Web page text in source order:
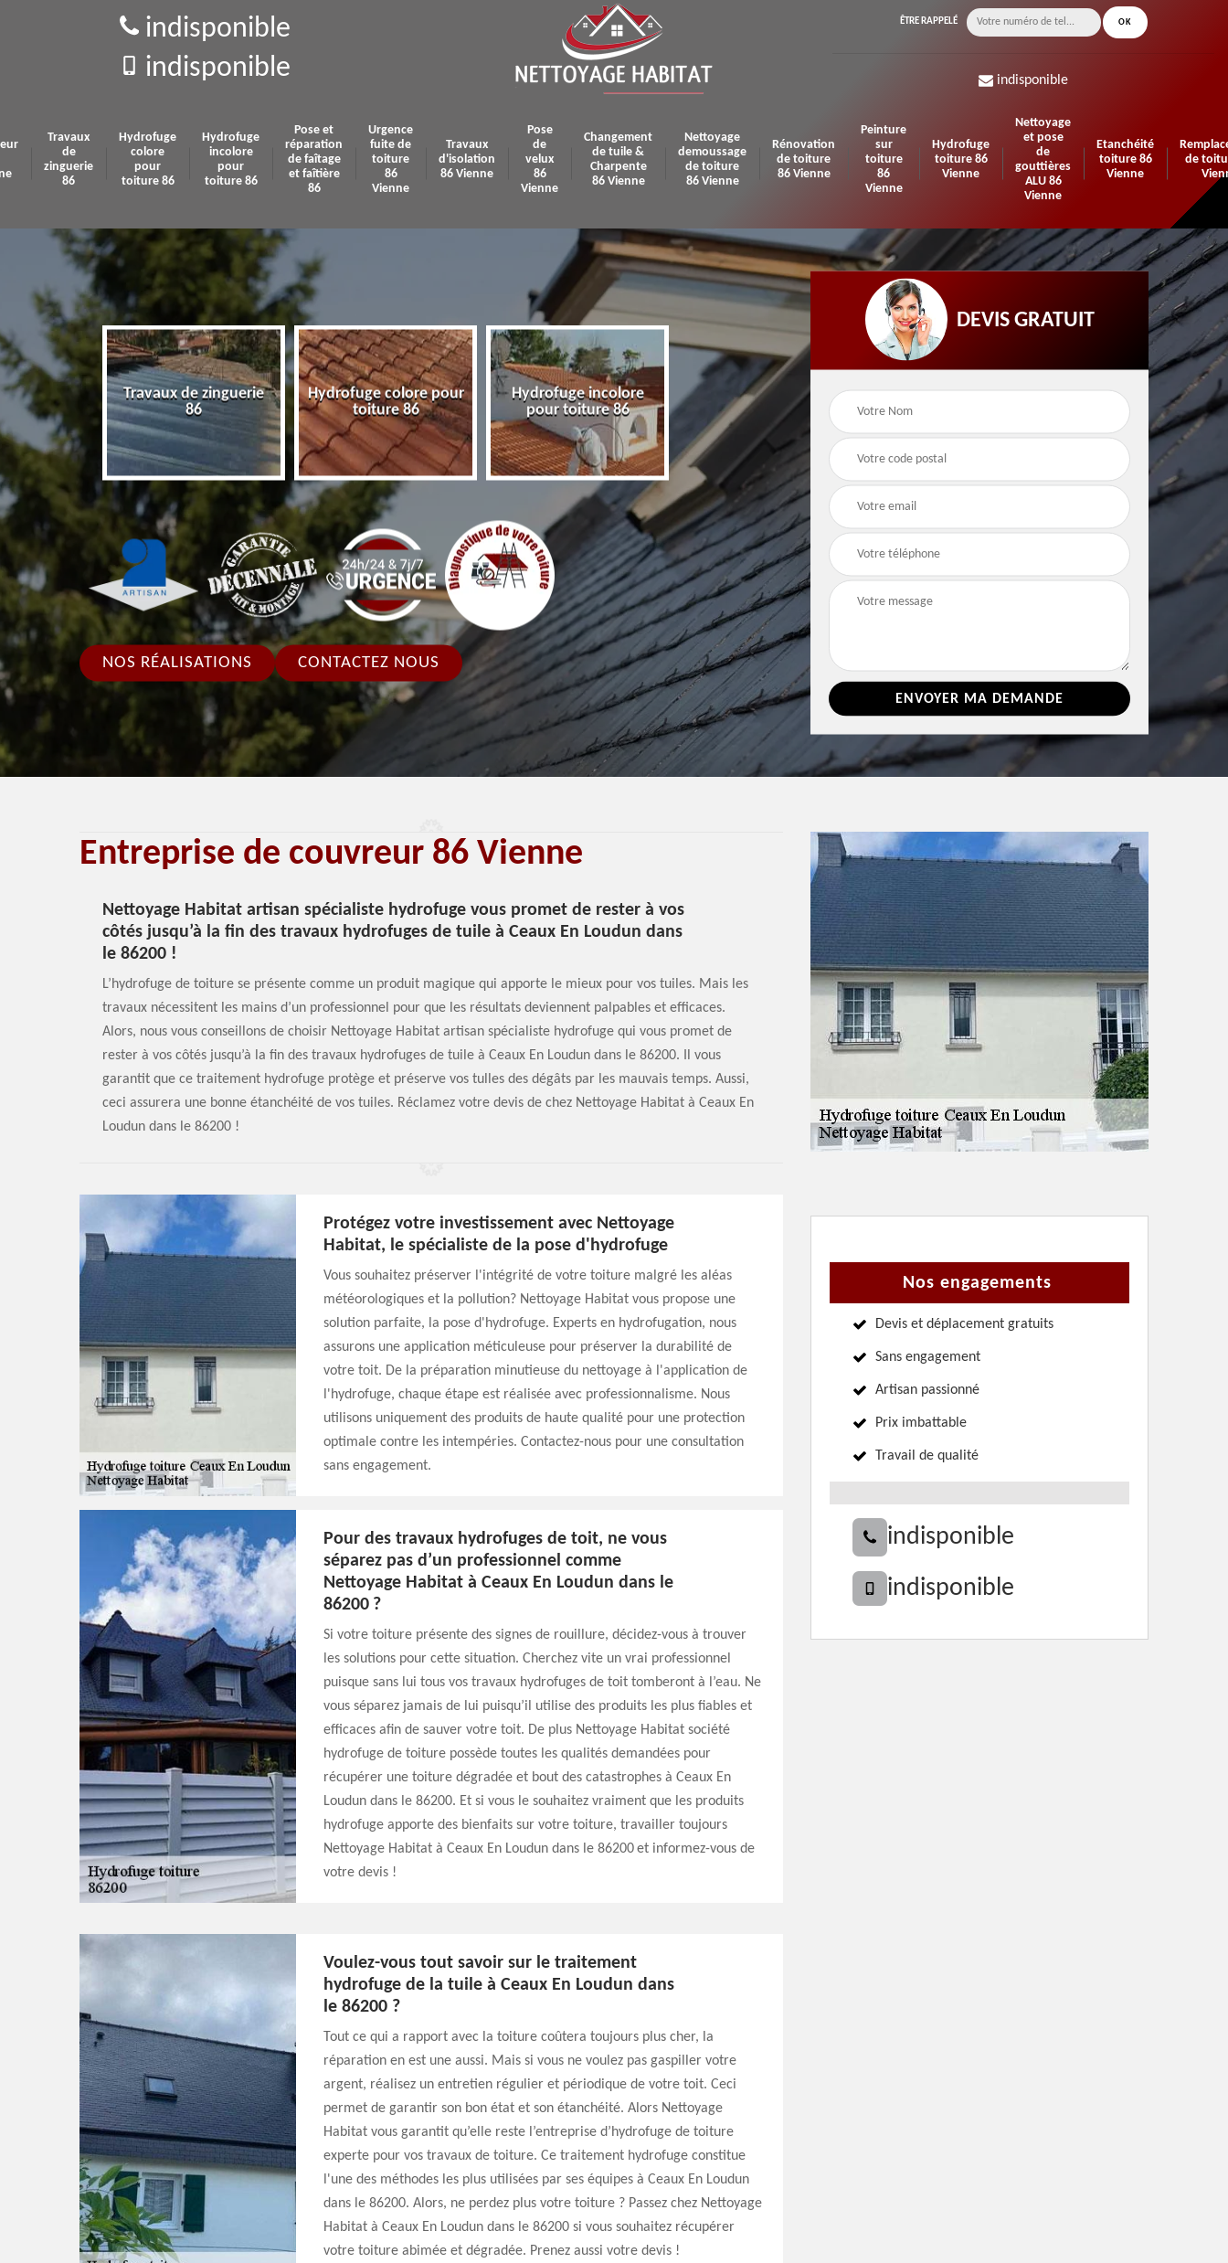
indisponible
indisponible
ÊTRE RAPPELÉ
indisponible
Travaux
de
zinguerie
86
Hydrofuge
colore
pour
toiture 86
Hydrofuge
incolore
pour
toiture 86
Pose et
réparation
de faîtage
et faîtière
86
Urgence
fuite de
toiture
86
Vienne
Travaux
d'isolation
86 Vienne
Pose
de
velux
86
Vienne
Changement
de tuile &
Charpente
86 Vienne
Nettoyage
demoussage
de toiture
86 Vienne
Rénovation
de toiture
86 Vienne
Peinture
sur
toiture
86
Vienne
Hydrofuge
toiture 86
Vienne
Nettoyage
et pose
de
gouttières
ALU 86
Vienne
Etanchéité
toiture 86
Vienne
de
Vienne
Travaux de zinguerie
86
Hydrofuge colore pour
toiture 86
Hydrofuge incolore
pour toiture 86
Pose et réparation de
faîtage et faîtière 86
Urgence fuite de
toiture 86 Vienne
Travaux d'isolation 86
Vienne
NOS RÉALISATIONS CONTACTEZ NOUS
DEVIS GRATUIT
Entreprise de couvreur 86 Vienne
Nettoyage Habitat artisan spécialiste hydrofuge vous promet de rester à vos
côtés jusqu’à la fin des travaux hydrofuges de tuile à Ceaux En Loudun dans
le 86200 !
L’hydrofuge de toiture se présente comme un produit magique qui apporte le mieux pour vos tuiles. Mais les
travaux nécessitent les mains d’un professionnel pour que les résultats deviennent palpables et efficaces.
Alors, nous vous conseillons de choisir Nettoyage Habitat artisan spécialiste hydrofuge qui vous promet de
rester à vos côtés jusqu’à la fin des travaux hydrofuges de tuile à Ceaux En Loudun dans le 86200. Il vous
garantit que ce traitement hydrofuge protège et préserve vos tulles des dégâts par les mauvais temps. Aussi,
ceci assurera une bonne étanchéité de vos tuiles. Réclamez votre devis de chez Nettoyage Habitat à Ceaux En
Loudun dans le 86200 !
Protégez votre investissement avec Nettoyage
Habitat, le spécialiste de la pose d'hydrofuge
Vous souhaitez préserver l'intégrité de votre toiture malgré les aléas
météorologiques et la pollution? Nettoyage Habitat vous propose une
solution parfaite, la pose d'hydrofuge. Experts en hydrofugation, nous
assurons une application méticuleuse pour préserver la durabilité de
votre toit. De la préparation minutieuse du nettoyage à l'application de
l'hydrofuge, chaque étape est réalisée avec professionnalisme. Nous
utilisons uniquement des produits de haute qualité pour une protection
optimale contre les intempéries. Contactez-nous pour une consultation
sans engagement.
Pour des travaux hydrofuges de toit, ne vous
séparez pas d’un professionnel comme
Nettoyage Habitat à Ceaux En Loudun dans le
86200 ?
Si votre toiture présente des signes de rouillure, décidez-vous à trouver
les solutions pour cette situation. Cherchez vite un vrai professionnel
puisque sans lui tous vos travaux hydrofuges de toit tomberont à l’eau. Ne
vous séparez jamais de lui puisqu’il utilise des produits les plus fiables et
efficaces afin de sauver votre toit. De plus Nettoyage Habitat société
hydrofuge de toiture possède toutes les qualités demandées pour
récupérer une toiture dégradée et bout des catastrophes à Ceaux En
Loudun dans le 86200. Et si vous le souhaitez vraiment que les produits
hydrofuge apporte des bienfaits sur votre toiture, travailler toujours
Nettoyage Habitat à Ceaux En Loudun dans le 86200 et informez-vous de
votre devis !
Voulez-vous tout savoir sur le traitement
hydrofuge de la tuile à Ceaux En Loudun dans
le 86200 ?
Tout ce qui a rapport avec la toiture coûtera toujours plus cher, la
réparation en est une aussi. Mais si vous ne voulez pas gaspiller votre
argent, réalisez un entretien régulier et périodique de votre toit. Ceci
permet de garantir son bon état et son étanchéité. Alors Nettoyage
Habitat vous garantit qu’elle reste l’entreprise d’hydrofuge de toiture
experte pour vos travaux de toiture. Ce traitement hydrofuge constitue
l'une des méthodes les plus utilisées par ses équipes à Ceaux En Loudun
dans le 86200. Alors, ne perdez plus votre toiture ? Passez chez Nettoyage
Habitat à Ceaux En Loudun dans le 86200 si vous souhaitez récupérer
votre toiture abimée et dégradée. Prenez aussi votre devis !
Nos engagements
Devis et déplacement gratuits
Sans engagement
Artisan passionné
Prix imbattable
Travail de qualité
indisponible
indisponible